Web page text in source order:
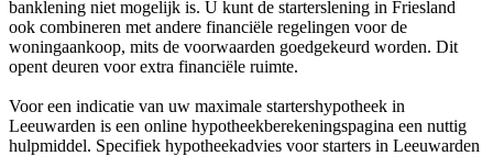
banklening niet mogelijk is. U kunt de starterslening in Friesland
ook combineren met andere financiële regelingen voor de
woningaankoop, mits de voorwaarden goedgekeurd worden. Dit
opent deuren voor extra financiële ruimte.
Voor een indicatie van uw maximale startershypotheek in
Leeuwarden is een online hypotheekberekeningspagina een nuttig
hulpmiddel. Specifiek hypotheekadvies voor starters in Leeuwarden